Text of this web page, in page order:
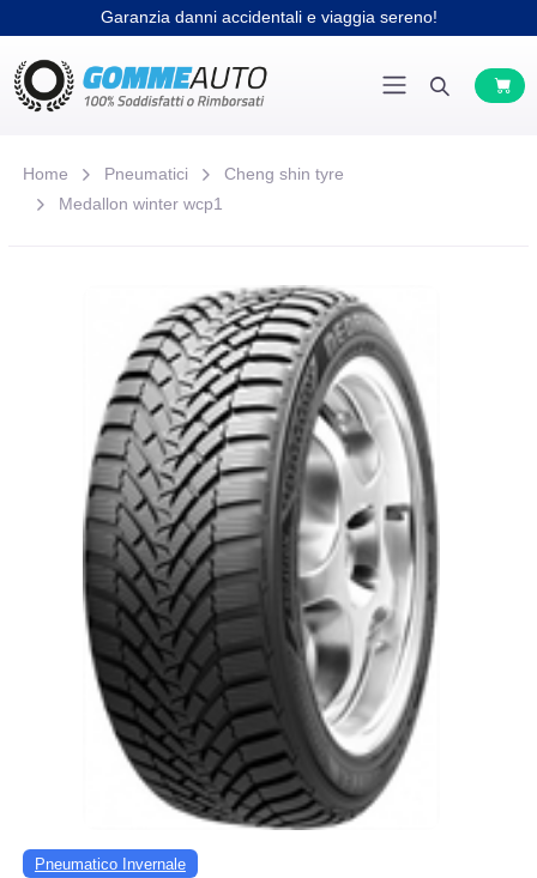
Garanzia danni accidentali e viaggia sereno!
Home Pneumatici
Cheng shin tyre
Medallon winter wcp1
Pneumatico Invernale